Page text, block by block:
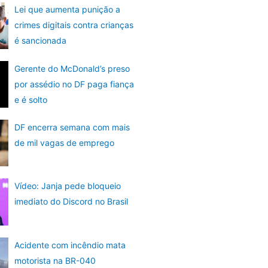
Lei que aumenta punição a
crimes digitais contra crianças
é sancionada
Gerente do McDonald’s preso
por assédio no DF paga fiança
e é solto
DF encerra semana com mais
de mil vagas de emprego
Vídeo: Janja pede bloqueio
imediato do Discord no Brasil
Acidente com incêndio mata
motorista na BR-040